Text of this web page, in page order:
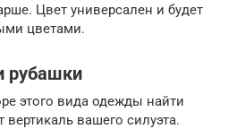
Цвет универсален и будет
цветами.
рубашки
этого вида одежды найти
вашего силуэта.